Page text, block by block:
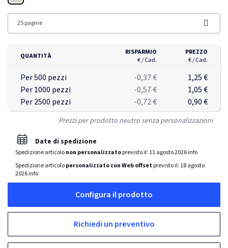
25 pagine
QUANTITÀ
RISPARMIO
€ / Cad.
PREZZO
€ / Cad.
Per 500 pezzi -0,37 €
1,25 €
Per 1000 pezzi
-0,57 €
1,05 €
Per 2500 pezzi
-0,72 € 0,90 €
Prezzi per prodotto neutro senza personalizzazioni
Date di spedizione
Spedizione articolonon personalizzatoprevisto il: 11 agosto 2026info
Spedizione articolopersonalizzato con Web offset previsto il: 18 agosto
2026info
Configura il prodotto
Richiedi un preventivo